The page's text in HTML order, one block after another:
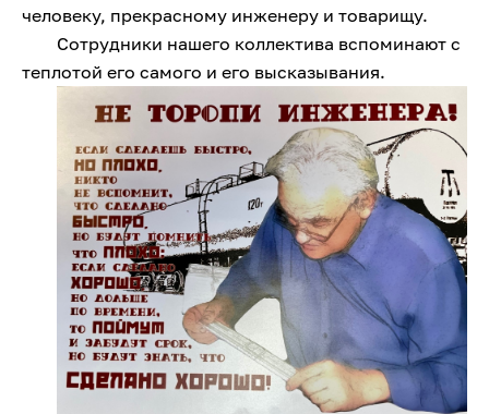
человеку, прекрасному инженеру и товарищу.
Сотрудники нашего коллектива вспоминают с
теплотой его самого и его высказывания.